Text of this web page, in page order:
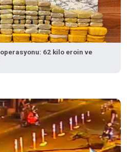
62 kilo eroin ve